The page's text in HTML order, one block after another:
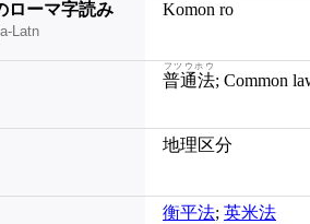
ローマ字読み
Latn
Komon ro
普通法
フツウホウ
; Common
地理区分
衡平法; 英米法